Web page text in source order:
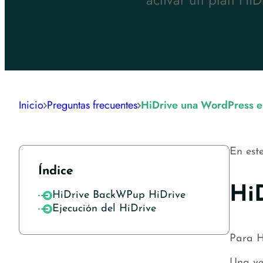
Inicio Preguntas frecuentes HiDrive una WordPress
Índice
HiDrive BackWPup HiDrive
Ejecución del HiDrive
En
Para